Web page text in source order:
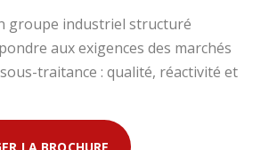
groupe industriel structuré
aux exigences des marchés
traitance : qualité, réactivité et
LA BROCHURE